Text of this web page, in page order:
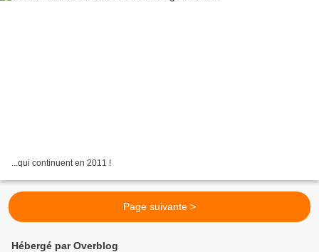
...qui continuent en 2011 !
Page suivante >
Hébergé par Overblog